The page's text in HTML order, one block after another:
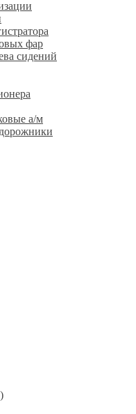
фар
сидений
а/м